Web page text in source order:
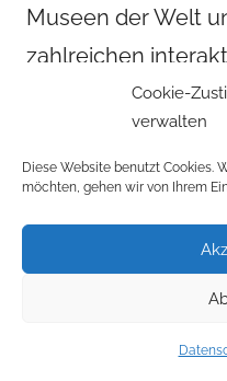
Cookie-
verwalten
Diese Website benutzt Cookies.
möchten, gehen wir von Ihrem
Museen der Welt
zahlreichen
und seine
komplette
U-Boot). Dort
Etwa die Hälfte
wird. Es gab sehr